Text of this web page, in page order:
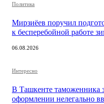
Политика
Мирзиёев поручил
к бесперебойной работе
06.08.2026
Интересно
В Ташкенте таможенника
оформлении нелегально